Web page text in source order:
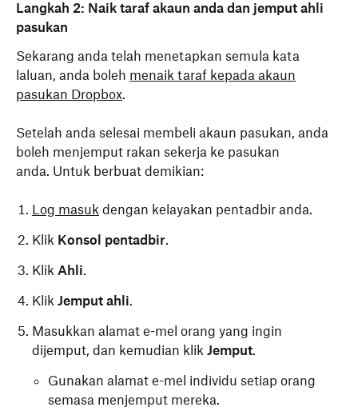
Langkah 2: Naik taraf akaun anda dan jemput ahli
pasukan
Sekarang anda telah menetapkan semula kata
laluan, anda boleh menaik taraf kepada akaun
pasukan Dropbox.
Setelah anda selesai membeli akaun pasukan, anda
boleh menjemput rakan sekerja ke pasukan
anda. Untuk berbuat demikian:
Log masuk dengan kelayakan pentadbir anda.
Klik Konsol pentadbir.
Klik Ahli.
Klik Jemput ahli.
Masukkan alamat e-mel orang yang ingin
dijemput, dan kemudian klik Jemput.
Gunakan alamat e-mel individu setiap orang
semasa menjemput mereka.